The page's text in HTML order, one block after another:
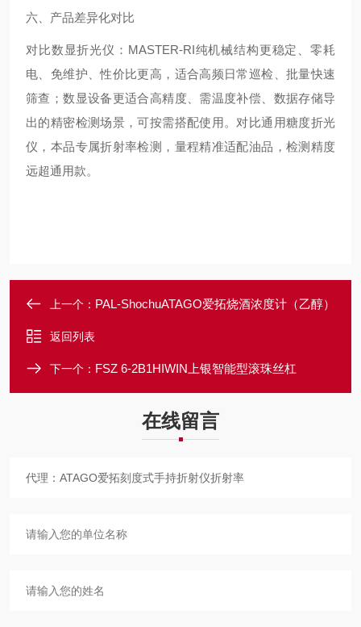
六、产品差异化对比
对比数显折光仪：MASTER-RI纯机械结构更稳定、零耗
电、免维护、性价比更高，适合高频日常巡检、批量快速
筛查；数显设备更适合高精度、需温度补偿、数据存储导
出的精密检测场景，可按需搭配使用。对比通用糖度折光
仪，本品专属折射率检测，量程精准适配油品，检测精度
远超通用款。
上一个： PAL-ShochuATAGO爱拓烧酒浓度计（乙醇）
返回列表
下一个： FSZ 6-2B1HIWIN上银智能型滚珠丝杠
在线留言